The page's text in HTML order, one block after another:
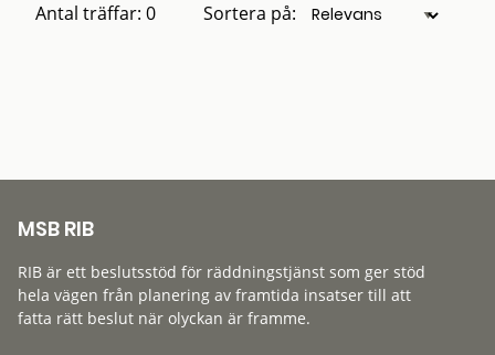
Antal träffar: 0 Sortera på:
MSB RIB
RIB är ett beslutsstöd för räddningstjänst som ger stöd
hela vägen från planering av framtida insatser till att
fatta rätt beslut när olyckan är framme.